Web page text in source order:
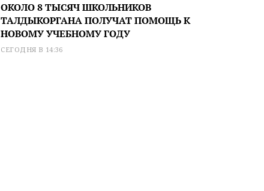
ОКОЛО 8 ТЫСЯЧ ШКОЛЬНИКОВ
ТАЛДЫКОРГАНА ПОЛУЧАТ ПОМОЩЬ К
НОВОМУ УЧЕБНОМУ ГОДУ
СЕГОДНЯ В 14:36